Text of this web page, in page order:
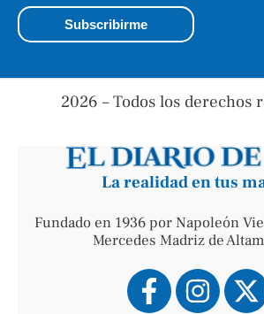
2026 – Todos los derechos
La realidad en tus
Fundado en 1936 por Napoleón
Mercedes Madriz de